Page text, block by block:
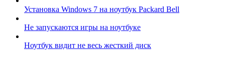
Установка Windows 7 на ноутбук Packard Bell
Не запускаются игры на ноутбуке
Ноутбук видит не весь жесткий диск